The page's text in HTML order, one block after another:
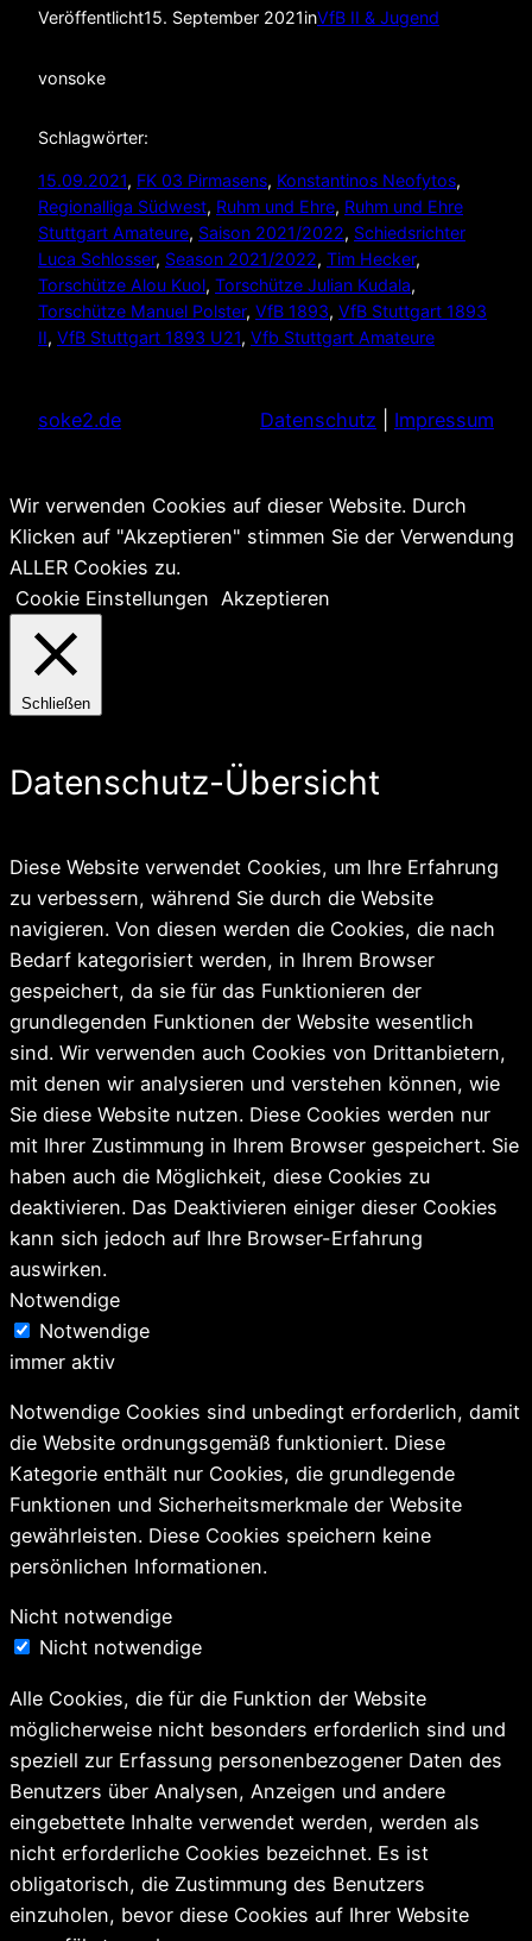
Veröffentlicht15. September 2021inVfB II & Jugend
vonsoke
Schlagwörter:
15.09.2021, FK 03 Pirmasens, Konstantinos Neofytos
Regionalliga Südwest, Ruhm und Ehre, Ruhm und Ehre
Stuttgart Amateure, Saison 2021/2022, Schiedsrichter
Luca Schlosser, Season 2021/2022, Tim Hecker
Torschütze Alou Kuol, Torschütze Julian Kudala
Torschütze Manuel Polster, VfB 1893, VfB Stuttgart 1893
II, VfB Stuttgart 1893 U21, Vfb Stuttgart Amateure
soke2.de Datenschutz Impressum
Wir verwenden Cookies auf dieser Website. Durch
Klicken auf "Akzeptieren" stimmen Sie der Verwendung
ALLER Cookies zu.
Cookie Einstellungen Akzeptieren
Schließen
Datenschutz-Übersicht
Diese Website verwendet Cookies, um Ihre Erfahrung
zu verbessern, während Sie durch die Website
navigieren. Von diesen werden die Cookies, die nach
Bedarf kategorisiert werden, in Ihrem Browser
gespeichert, da sie für das Funktionieren der
grundlegenden Funktionen der Website wesentlich
sind. Wir verwenden auch Cookies von Drittanbietern,
mit denen wir analysieren und verstehen können, wie
Sie diese Website nutzen. Diese Cookies werden nur
mit Ihrer Zustimmung in Ihrem Browser gespeichert. Sie
haben auch die Möglichkeit, diese Cookies zu
deaktivieren. Das Deaktivieren einiger dieser Cookies
kann sich jedoch auf Ihre Browser-Erfahrung
auswirken.
Notwendige
Notwendige
immer aktiv
Notwendige Cookies sind unbedingt erforderlich, damit
die Website ordnungsgemäß funktioniert. Diese
Kategorie enthält nur Cookies, die grundlegende
Funktionen und Sicherheitsmerkmale der Website
gewährleisten. Diese Cookies speichern keine
persönlichen Informationen.
Nicht notwendige
Nicht notwendige
Alle Cookies, die für die Funktion der Website
möglicherweise nicht besonders erforderlich sind und
speziell zur Erfassung personenbezogener Daten des
Benutzers über Analysen, Anzeigen und andere
eingebettete Inhalte verwendet werden, werden als
nicht erforderliche Cookies bezeichnet. Es ist
obligatorisch, die Zustimmung des Benutzers
einzuholen, bevor diese Cookies auf Ihrer Website